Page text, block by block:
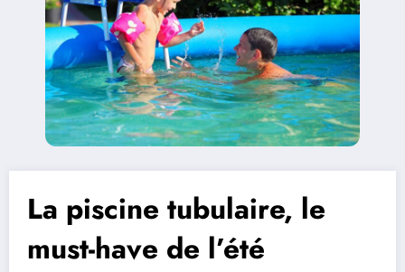
La piscine tubulaire, le
must-have de l’été